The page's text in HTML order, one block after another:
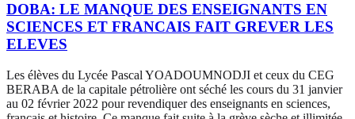
DOBA: LE MANQUE DES ENSEIGNANTS EN
SCIENCES ET FRANCAIS FAIT GREVER LES
ELEVES
Les élèves du Lycée Pascal YOADOUMNODJI et ceux du CEG
BERABA de la capitale pétrolière ont séché les cours du 31 janvier
au 02 février 2022 pour revendiquer des enseignants en sciences,